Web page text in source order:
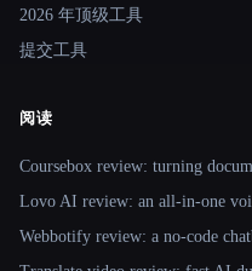
2026 年顶级工具
提交工具
阅读
Coursebox review: turning
Lovo AI review: an all-in-one
Webbotify review: a no-code